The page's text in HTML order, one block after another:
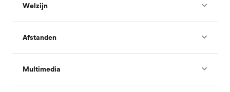
Welzijn
Afstanden
Multimedia